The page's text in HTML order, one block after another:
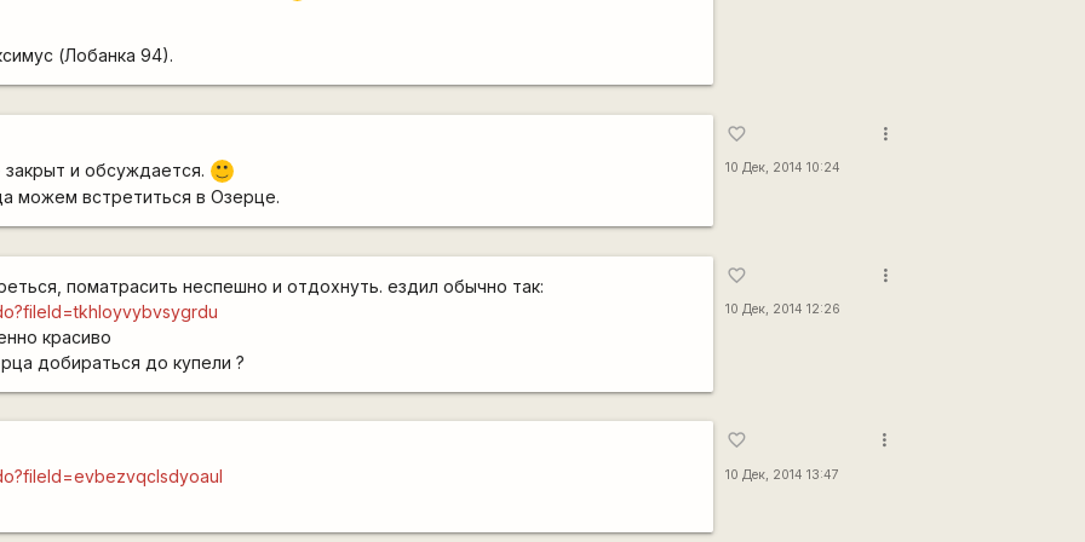
(Лобанка 94).
и обсуждается.
:)
можем встретиться в Озерце.
favorite_border
10 Дек, 2014 10:24
more_vert
поматрасить неспешно и отдохнуть. ездил обычно так:
красиво
добираться до купели ?
favorite_border
10 Дек, 2014 12:26
more_vert
favorite_border
10 Дек, 2014 13:47
more_vert